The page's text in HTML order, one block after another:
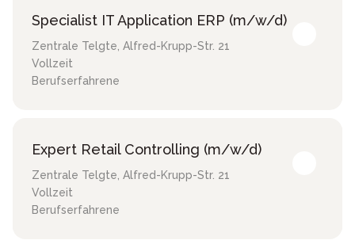
Specialist IT Application ERP (m/w/d)
Zentrale Telgte, Alfred-Krupp-Str. 21
Vollzeit
Berufserfahrene
Expert Retail Controlling (m/w/d)
Zentrale Telgte, Alfred-Krupp-Str. 21
Vollzeit
Berufserfahrene